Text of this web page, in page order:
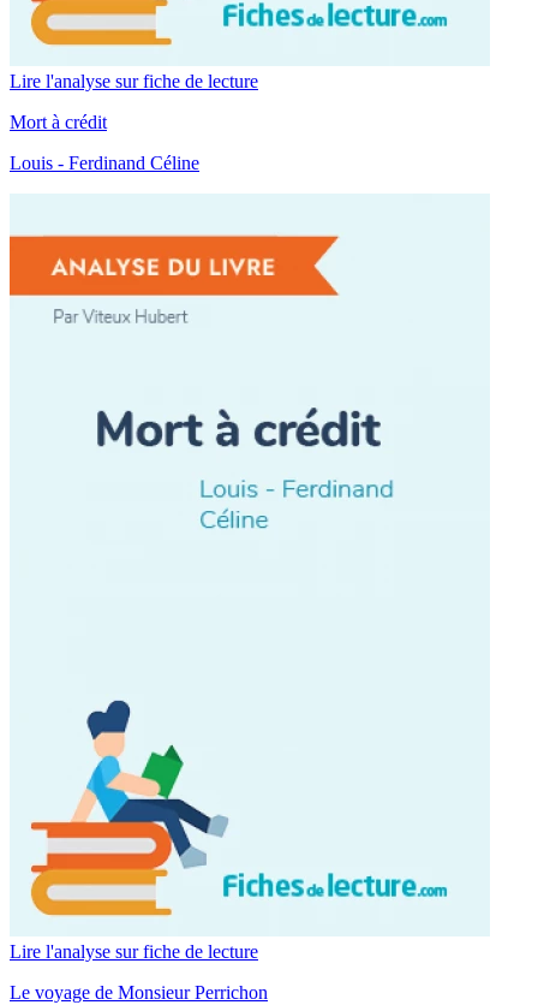
Lire l'analyse sur fiche de lecture
Mort à crédit
Louis - Ferdinand Céline
Lire l'analyse sur fiche de lecture
Le voyage de Monsieur Perrichon